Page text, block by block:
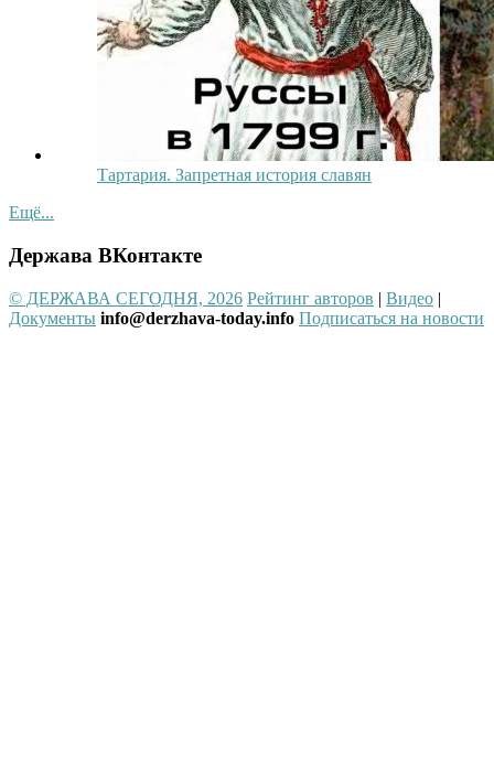
Тартария. Запретная история славян
Ещё...
Держава ВКонтакте
© ДЕРЖАВА СЕГОДНЯ, 2026 Рейтинг авторов | Видео |
Документы info@derzhava-today.info Подписаться на новости